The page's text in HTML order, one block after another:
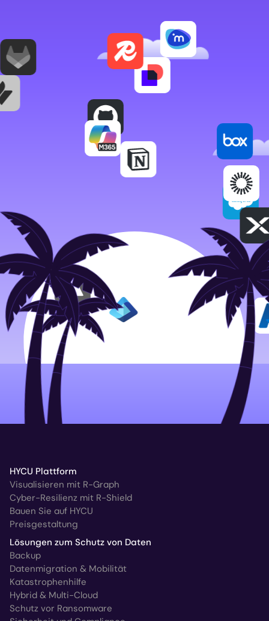
HYCU Plattform
Visualisieren mit R-Graph
Cyber-Resilienz mit R-Shield
Bauen Sie auf HYCU
Preisgestaltung
Lösungen zum Schutz von Daten
Backup
Datenmigration & Mobilität
Katastrophenhilfe
Hybrid & Multi-Cloud
Schutz vor Ransomware